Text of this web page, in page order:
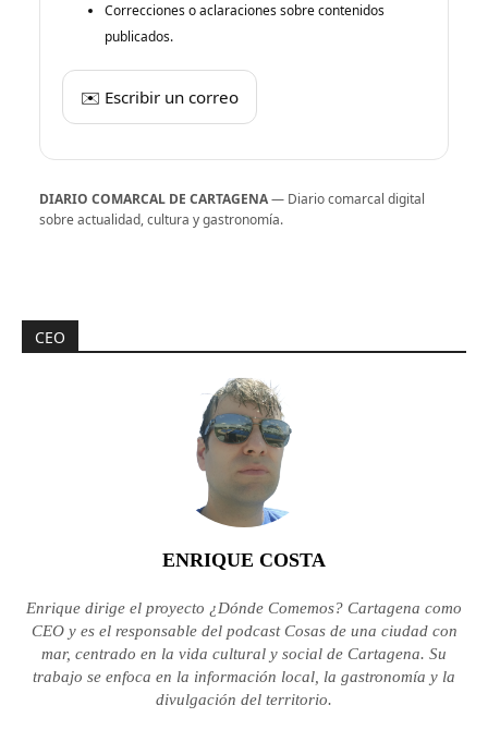
Correcciones o aclaraciones sobre contenidos
publicados.
✉️ Escribir un correo
DIARIO COMARCAL DE CARTAGENA— Diario comarcal digital
sobre actualidad, cultura y gastronomía.
CEO
ENRIQUE COSTA
Enrique dirige el proyecto ¿Dónde Comemos? Cartagena como
CEO y es el responsable del podcast Cosas de una ciudad con
mar, centrado en la vida cultural y social de Cartagena. Su
trabajo se enfoca en la información local, la gastronomía y la
divulgación del territorio.